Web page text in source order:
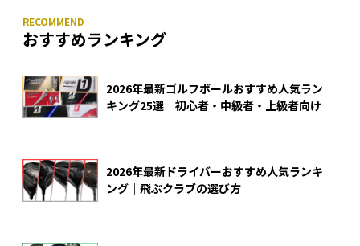
おすすめランキング
2026年最新ゴルフボールおすすめ人気ラン
キング25選｜初心者・中級者・上級者向け
2026年最新ドライバーおすすめ人気ランキ
ング｜飛ぶクラブの選び方